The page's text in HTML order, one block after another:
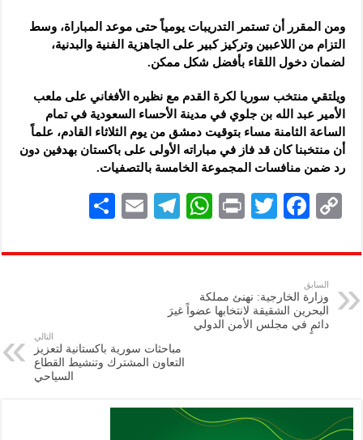
ومن المقرر أن تستمر التدريبات يومياً حتى موعد المباراة، وسط
التزام من اللاعبين وتركيز كبير على الجاهزية الفنية والبدنية،
لضمان دخول اللقاء بأفضل شكل ممكن.
ويلتقي منتخب سوريا لكرة القدم مع نظيره الأفغاني على ملعب
الأمير عبد الله بن جلوي في مدينة الأحساء السعودية في تمام
الساعة الثامنة مساء بتوقيت دمشق من يوم الثلاثاء القادم، علماً
أن منتخبنا كان قد فاز في مباراته الأولى على باكستان بهدفين دون
رد ضمن منافسات المجموعة الخامسة بالتصفيات.
C
p
y
Li
n
F
eb
k
T
tt
P
nt
W
at
A
p
Te
gr
E
ai
ar
السابق
وزارة الخارجية: نهنئ مملكة
البحرين الشقيقة لانتخابها عضواً غيرَ
دائمٍ في مجلس الأمن الدولي
التالي
مباحثات سورية باكستانية لتعزيز
التعاون المشترك وتنشيط القطاع
‏السياحي